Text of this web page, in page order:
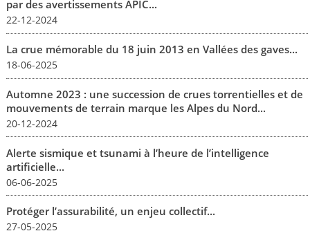
par des avertissements APIC...
22-12-2024
La crue mémorable du 18 juin 2013 en Vallées des gaves...
18-06-2025
Automne 2023 : une succession de crues torrentielles et de
mouvements de terrain marque les Alpes du Nord...
20-12-2024
Alerte sismique et tsunami à l’heure de l’intelligence
artificielle...
06-06-2025
Protéger l’assurabilité, un enjeu collectif...
27-05-2025